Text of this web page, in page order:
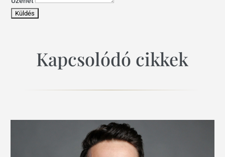
Kapcsolódó cikkek